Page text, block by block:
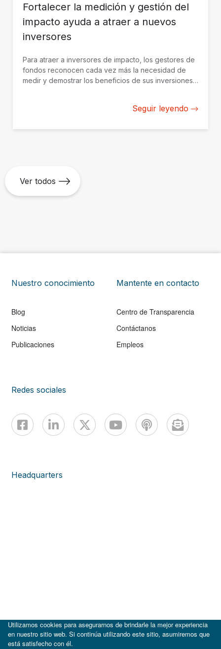
Fortalecer la medición y gestión del
impacto ayuda a atraer a nuevos
inversores
Para atraer a inversores de impacto, los gestores de
fondos reconocen cada vez más la necesidad de
medir y demostrar los beneficios de sus inversiones
desde cero su capacidad de medición y gestión del
Seguir leyendo
Ver todos
Nuestro conocimiento
Blog
Noticias
Publicaciones
Mantente en contacto
Centro de Transparencia
Contáctanos
Empleos
Redes sociales
Headquarters
Utilizamos cookies para asegurarnos de brindarle la mejor experiencia
en nuestro sitio web. Si continúa utilizando este sitio, asumiremos que
está satisfecho con él.